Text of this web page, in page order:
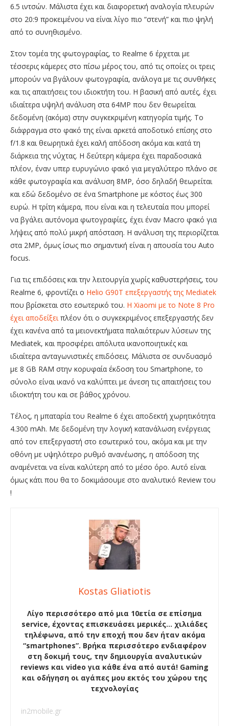
6.5 ιντσών. Μάλιστα έχει και διαφορετική αναλογία πλευρών
στο 20:9 προκειμένου να είναι λίγο πιο “στενή” και πιο ψηλή
από το συνηθισμένο.
Στον τομέα της φωτογραφίας, το Realme 6 έρχεται με
τέσσερις κάμερες στο πίσω μέρος του, από τις οποίες οι τρεις
μπορούν να βγάλουν φωτογραφία, ανάλογα με τις συνθήκες
και τις απαιτήσεις του ιδιοκτήτη του. Η βασική από αυτές, έχει
ιδιαίτερα υψηλή ανάλυση στα 64ΜΡ που δεν θεωρείται
δεδομένη (ακόμα) στην συγκεκριμένη κατηγορία τιμής. Το
διάφραγμα στο φακό της είναι αρκετά αποδοτικό επίσης στο
f/1.8 και θεωρητικά έχει καλή απόδοση ακόμα και κατά τη
διάρκεια της νύχτας. Η δεύτερη κάμερα έχει παραδοσιακά
πλέον, έναν υπερ ευρυγώνιο φακό για μεγαλύτερο πλάνο σε
κάθε φωτογραφία και ανάλυση 8ΜΡ, όσο δηλαδή θεωρείται
και εδώ δεδομένο σε ένα Smartphone με κόστος έως 300
ευρώ. Η τρίτη κάμερα, που είναι και η τελευταία που μπορεί
να βγάλει αυτόνομα φωτογραφίες, έχει έναν Macro φακό για
λήψεις από πολύ μικρή απόσταση. Η ανάλυση της περιορίζεται
στα 2MP, όμως ίσως πιο σημαντική είναι η απουσία του Auto
focus.
Για τις επιδόσεις και την λειτουργία χωρίς καθυστερήσεις, του
Realme 6, φροντίζει ο Helio G90T επεξεργαστής της Mediatek
που βρίσκεται στο εσωτερικό του. Η Xiaomi με το Note 8 Pro
έχει αποδείξειπλέον ότι ο συγκεκριμένος επεξεργαστής δεν
έχει κανένα από τα μειονεκτήματα παλαιότερων λύσεων της
Mediatek, και προσφέρει απόλυτα ικανοποιητικές και
ιδιαίτερα ανταγωνιστικές επιδόσεις. Μάλιστα σε συνδυασμό
με 8 GB RAM στην κορυφαία έκδοση του Smartphone, το
σύνολο είναι ικανό να καλύπτει με άνεση τις απαιτήσεις του
ιδιοκτήτη του και σε βάθος χρόνου.
Τέλος, η μπαταρία του Realme 6 έχει αποδεκτή χωρητικότητα
4.300 mAh. Με δεδομένη την λογική κατανάλωση ενέργειας
από τον επεξεργαστή στο εσωτερικό του, ακόμα και με την
οθόνη με υψηλότερο ρυθμό ανανέωσης, η απόδοση της
αναμένεται να είναι καλύτερη από το μέσο όρο. Αυτό είναι
όμως κάτι που θα το δοκιμάσουμε στο αναλυτικό Review του
!
Kostas Gliatiotis
Λίγο περισσότερο από μια 10ετία σε επίσημα
service, έχοντας επισκευάσει μερικές… χιλιάδες
τηλέφωνα, από την εποχή που δεν ήταν ακόμα
“smartphones”. Βρήκα περισσότερο ενδιαφέρον
στη δοκιμή τους, την δημιουργία αναλυτικών
reviews και video για κάθε ένα από αυτά! Gaming
και οδήγηση οι αγάπες μου εκτός του χώρου της
τεχνολογίας
in2mobile.gr